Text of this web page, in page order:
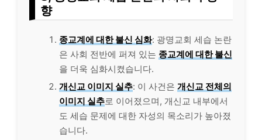
향
종교계에 대한 불신 심화: 광명교회 세습 논란
은 사회 전반에 퍼져 있는 종교계에 대한 불신
을 더욱 심화시켰습니다.
개신교 이미지 실추: 이 사건은 개신교 전체의
이미지 실추로 이어졌으며, 개신교 내부에서
도 세습 문제에 대한 자성의 목소리가 높아졌
습니다.